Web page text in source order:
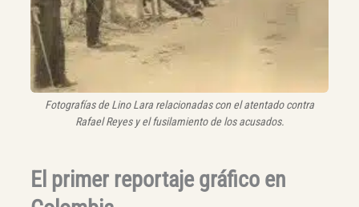
Fotografías de Lino Lara relacionadas con el atentado contra
Rafael Reyes y el fusilamiento de los acusados.
El primer reportaje gráfico en